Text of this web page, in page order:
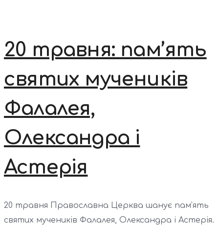
20 травня: пам’ять
святих мучеників
Фалалея,
Олександра і
Астерія
20 травня Православна Церква шанує пам’ять
святих мучеників Фалалея, Олександра і Астерія.